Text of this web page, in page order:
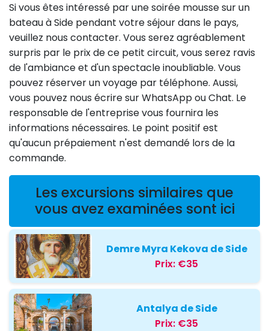
Si vous êtes intéressé par une soirée mousse sur un
bateau à Side pendant votre séjour dans le pays,
veuillez nous contacter. Vous serez agréablement
surpris par le prix de ce petit circuit, vous serez ravis
de l'ambiance et d'un spectacle inoubliable. Vous
pouvez réserver un voyage par téléphone. Aussi,
vous pouvez nous écrire sur WhatsApp ou Chat. Le
responsable de l'entreprise vous fournira les
informations nécessaires. Le point positif est
qu'aucun prépaiement n'est demandé lors de la
commande.
Les excursions similaires que
vous avez examinées sont ici
Demre Myra Kekova de Side
Prix: €35
Antalya de Side
Prix: €35